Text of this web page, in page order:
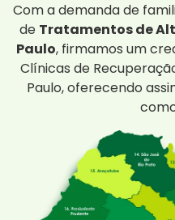
Com a demanda de
de Tratamentos de
Paulo, firmamos um
Clínicas de
Paulo, oferecendo